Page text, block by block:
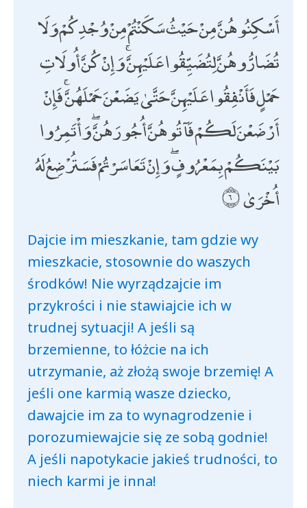
أَسْكِنُوهُنَّ مِنْ حَيْثُ سَكَنْتُمْ مِنْ وُجْدِكُمْ وَلَا
تُضَارُّوهُنَّ لِتُضَيِّقُوا عَلَيْهِنَّ ۚ وَإِنْ كُنَّ أُولَاتِ
حَمْلٍ فَأَنْفِقُوا عَلَيْهِنَّ حَتَّىٰ يَضَعْنَ حَمْلَهُنَّ ۚ فَإِنْ
أَرْضَعْنَ لَكُمْ فَآتُوهُنَّ أُجُورَهُنَّ ۖ وَأْتَمِرُوا
بَيْنَكُمْ بِمَعْرُوفٍ ۖ وَإِنْ تَعَاسَرْتُمْ فَسَتُرْضِعُ لَهُ
أُخْرَىٰ
Dajcie im mieszkanie, tam gdzie wy
mieszkacie, stosownie do waszych
środków! Nie wyrządzajcie im
przykrości i nie stawiajcie ich w
trudnej sytuacji! A jeśli są
brzemienne, to łóżcie na ich
utrzymanie, aż złożą swoje brzemię! A
jeśli one karmią wasze dziecko,
dawajcie im za to wynagrodzenie i
porozumiewajcie się ze sobą godnie!
A jeśli napotykacie jakieś trudności, to
niech karmi je inna!